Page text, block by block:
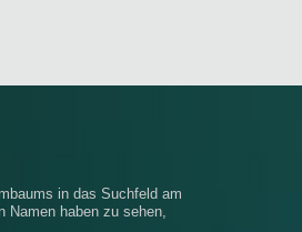
in das Suchfeld am
Namen haben zu sehen,